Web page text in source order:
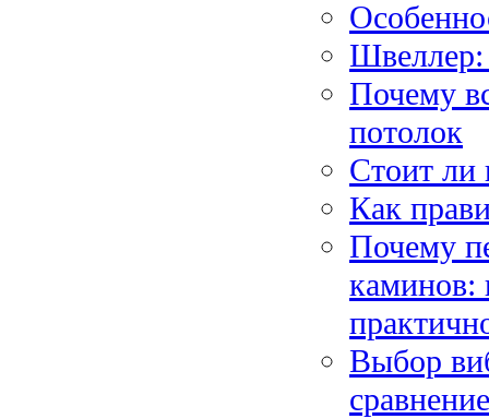
Швеллер:
Почему
потолок
Стоит ли
Как
Почему
каминов:
Выбор